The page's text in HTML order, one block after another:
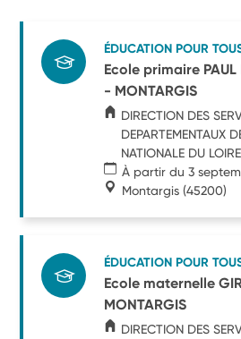
ÉDUCATION POUR
Ecole primaire PAUL
- MONTARGIS
DIRECTION DES
DEPARTEMENTAUX
NATIONALE DU
À partir du 3
Montargis (45200)
ÉDUCATION POUR
Ecole maternelle
MONTARGIS
DIRECTION DES